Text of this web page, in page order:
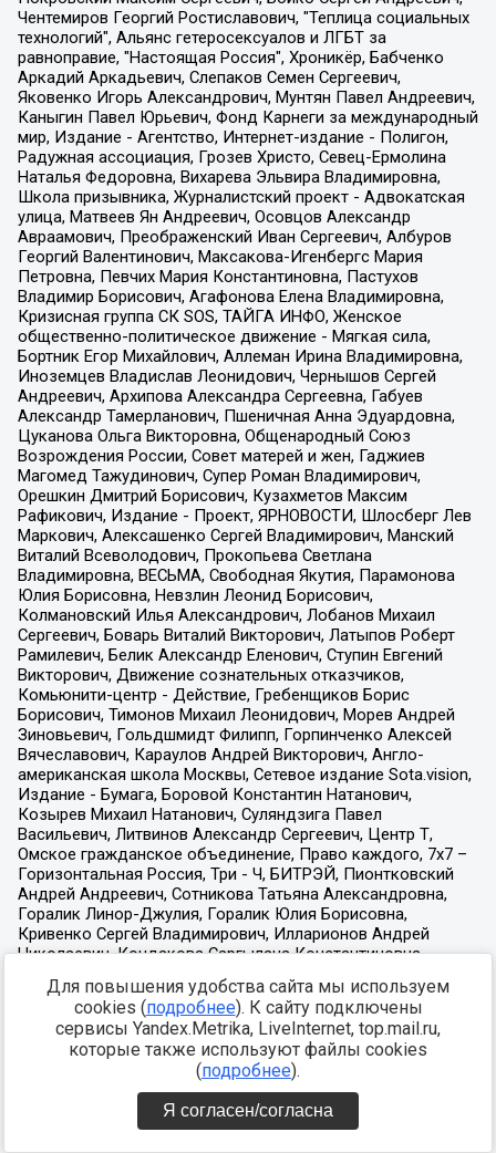
Для повышения удобства сайта мы используем
cookies (подробнее). К сайту подключены
сервисы Yandex.Metrika, LiveInternet, top.mail.ru,
которые также используют файлы cookies
(подробнее).
Я согласен/согласна